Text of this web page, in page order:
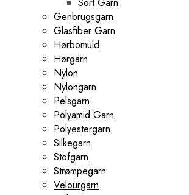
Genbrugsgarn
Glasfiber Garn
Hørbomuld
Hørgarn
Nylon
Nylongarn
Pelsgarn
Polyamid Garn
Polyestergarn
Silkegarn
Stofgarn
Strømpegarn
Velourgarn